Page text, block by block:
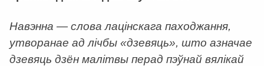
Навэнна — слова лацінскага паходжання,
утворанае ад лічбы «дзевяць», што азначае
дзевяць дзён малітвы перад пэўнай вялікай